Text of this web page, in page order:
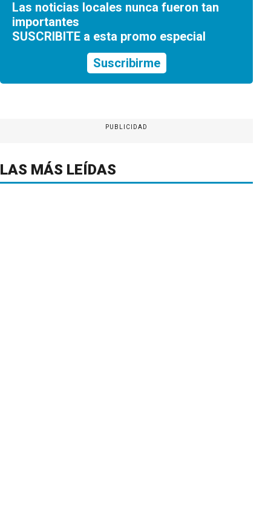
Las noticias locales nunca fueron tan
importantes
SUSCRIBITE a esta promo especial
Suscribirme
PUBLICIDAD
LAS MÁS LEÍDAS